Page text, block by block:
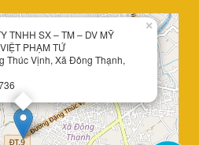
TNHH SX – TM – DV MỸ
PHẠM TỨ
Thúc Vịnh, Xã Đông Thạnh,
×